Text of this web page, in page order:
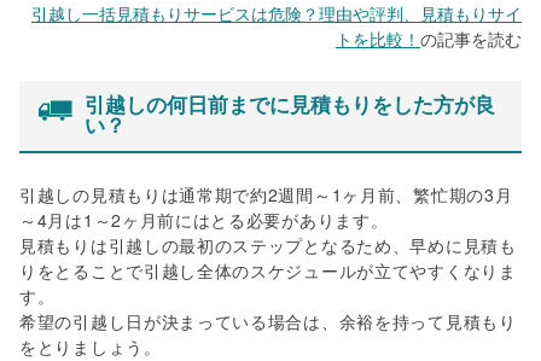
引越し一括見積もりサービスは危険？理由や評判、見積もりサイ
トを比較！ の記事を読む
引越しの何日前までに見積もりをした方が良
い？
引越しの見積もりは通常期で約2週間～1ヶ月前、繁忙期の3月
～4月は1～2ヶ月前にはとる必要があります。
見積もりは引越しの最初のステップとなるため、早めに見積も
りをとることで引越し全体のスケジュールが立てやすくなりま
す。
希望の引越し日が決まっている場合は、余裕を持って見積もり
をとりましょう。